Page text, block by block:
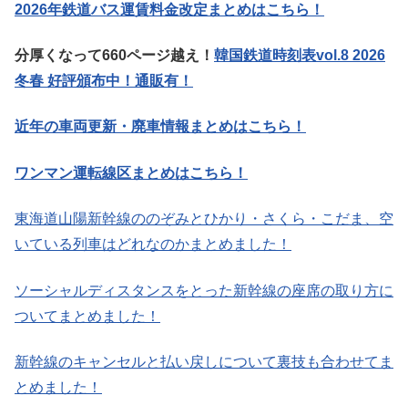
2026年鉄道バス運賃料金改定まとめはこちら！
分厚くなって660ページ越え！ 韓国鉄道時刻表vol.8 2026
冬春 好評頒布中！通販有！
近年の車両更新・廃車情報まとめはこちら！
ワンマン運転線区まとめはこちら！
東海道山陽新幹線ののぞみとひかり・さくら・こだま、空
いている列車はどれなのかまとめました！
ソーシャルディスタンスをとった新幹線の座席の取り方に
ついてまとめました！
新幹線のキャンセルと払い戻しについて裏技も合わせてま
とめました！